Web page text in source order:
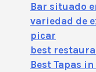
Bar situado
variedad de
picar
best
Best Tapas